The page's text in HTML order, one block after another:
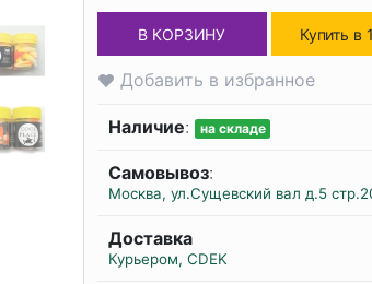
В КОРЗИНУ Купить в
Добавить в избранное
Наличие: на складе
Самовывоз:
Москва, ул.Сущевский вал д.5
Доставка
Курьером, CDEK